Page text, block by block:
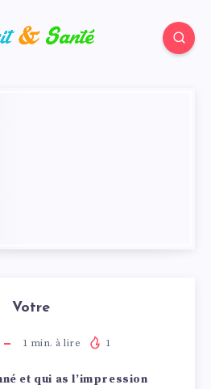
Votre
1 min. à lire 1
et qui as l’impression